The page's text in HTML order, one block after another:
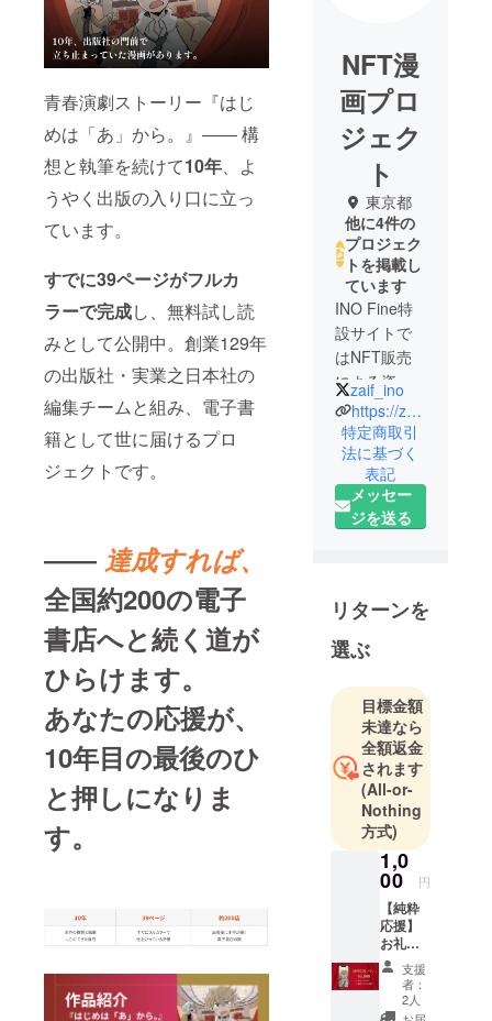
青春演劇ストーリー『はじ
めは「あ」から。』―― 構
想と執筆を続けて10年、よ
うやく出版の入り口に立っ
ています。
すでに39ページがフルカ
ラーで完成し、無料試し読
みとして公開中。創業129年
の出版社・実業之日本社の
編集チームと組み、電子書
籍として世に届けるプロ
ジェクトです。
―― 達成すれば、
全国約200の電子
書店へと続く道が
ひらけます。
あなたの応援が、
10年目の最後のひ
と押しになりま
す。
NFT漫
画プロ
ジェク
ト
東京都
他に4件の
プロジェク
トを掲載し
ています
INO Fine特
設サイトで
はNFT販売
による資金
調達を実施
中！支援者
には出版実
現後のリ
ターンとし
て、漫画の
も！投資の
側面も兼ね
備えた応援
選びいただ
けます。詳
細は以下の
リンクから
ご覧くださ
い。
zaif_ino
https://zaif-ino.com/media/nft-manga/
特定商取引
法に基づく
表記
メッセー
ジを送る
リターンを
選ぶ
目標金額
未達なら
全額返金
されます
(All-or-
Nothing
方式)
1,0
00 円
【純粋
応援】
お礼
メッ
セージ
+ 限定
デジタ
支援
者：
2人